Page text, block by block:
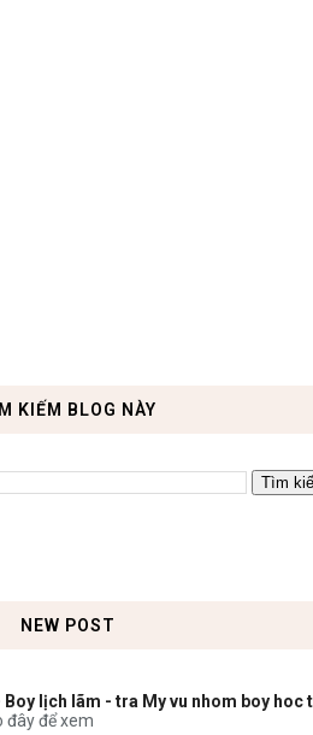
KIẾM BLOG NÀY
NEW POST
Boy lịch lãm - tra My vu nhom boy hoc
đây để xem